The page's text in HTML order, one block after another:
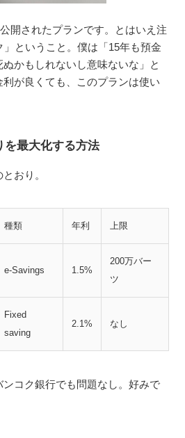
開されたプランです。とはいえ注
ということ。僕は「15年も預金
かもしれないし意味ないな」と
が良くても、このプランは使い
を最大化する方法
おり。
種類 年利 上限
e-Savings 1.5%
200万バー
ツ
Fixed
saving
2.1% なし
コク銀行でも問題なし。好みで